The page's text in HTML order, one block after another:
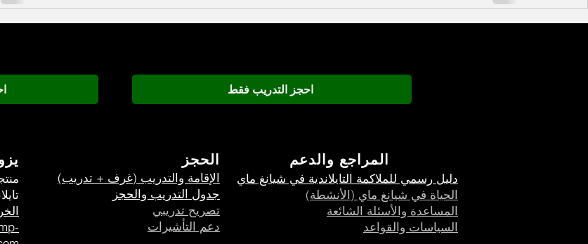
احجز التدريب فقط
الحجز
الإقامة والتدريب (غرف + تدريب)
جدول التدريب والحجز
تصريح تدريبي
دعم التأشيرات
المراجع والدعم
دليل رسمي للملاكمة التايلاندية في شيانغ ماي
الحياة في شيانغ ماي (الأنشطة)
المساعدة والأسئلة الشائعة
السياسات والقواعد